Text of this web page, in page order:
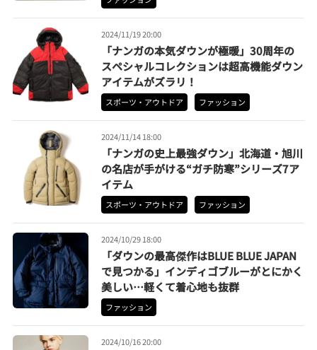
2024/11/19 20:00
「ナンガの本気ダウンが極暖」30周年の
スペシャルコレクションは超高機能ダウン
アイテムがズラリ！
スポーツ・アウトドア ファッション
2024/11/14 18:00
「ナンガの史上最強ダウン」北海道・旭川
の名店が手がける“ガチ防寒”シリーズ7ア
イテム
スポーツ・アウトドア ファッション
2024/10/29 18:00
「ダウンの最高傑作はBLUE BLUE JAPAN
で見つかる」インディゴブルーがとにかく
美しい…軽くて着心地も抜群
ファッション
2024/10/16 20:00